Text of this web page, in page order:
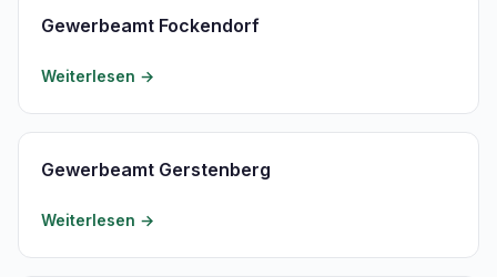
Gewerbeamt Fockendorf
Weiterlesen →
Gewerbeamt Gerstenberg
Weiterlesen →